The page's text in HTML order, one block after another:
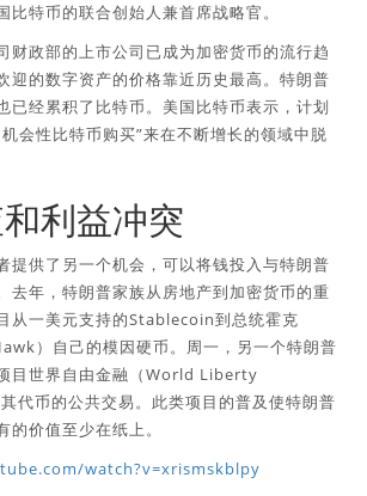
比特币的联合创始人兼首席战略官。
财政部的上市公司已成为加密货币的流行趋
迎的数字资产的价格靠近历史最高。特朗普
已经累积了比特币。美国比特币表示，计划
会性比特币购买”来在不断增长的领域中脱
利益冲突
提供了另一个机会，可以将钱投入与特朗普
去年，特朗普家族从房地产到加密货币的重
从一美元支持的Stablecoin到总统霍克
）自己的模因硬币。周一，另一个特朗普
目世界自由金融（World Liberty
代币的公共交易。此类项目的普及使特朗普
的价值至少在纸上。
watch?v=xrismskblpy